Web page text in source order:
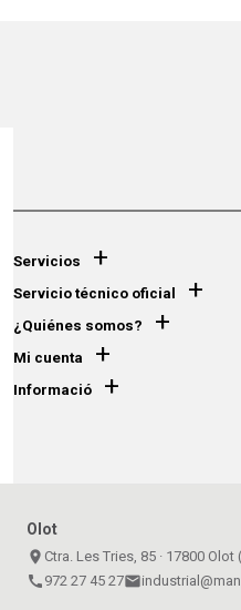
Servicios +
Servicio técnico oficial +
¿Quiénes somos? +
Mi cuenta +
Informació +
Olot
place Ctra. Les Tries, 85 · 17800 Olot
call 972 27 45 27email